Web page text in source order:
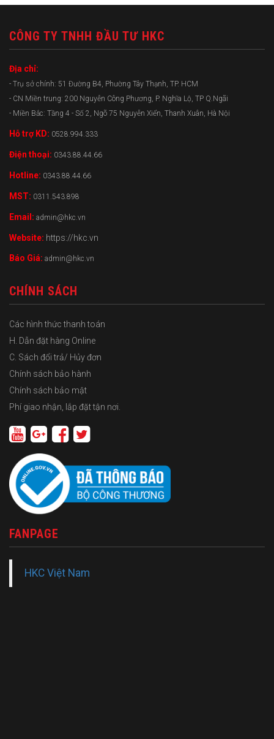
CÔNG TY TNHH ĐẦU TƯ HKC
Địa chỉ:
- Trụ sở chính: 51 Đường B4, Phường Tây Thạnh, TP. HCM
- CN Miền trung: 200 Nguyễn Công Phương, P. Nghĩa Lộ, TP Q.Ngãi
- Miền Bắc: Tầng 4 - Số 2, Ngõ 75 Nguyễn Xiển, Thanh Xuân, Hà Nội
Hỗ trợ KD: 0528.994.333
Điện thoại: 0343.88.44.66
Hotline: 0343.88.44.66
MST: 0311.543.898
Email: admin@hkc.vn
Website: https://hkc.vn
Báo Giá: admin@hkc.vn
CHÍNH SÁCH
Các hình thức thanh toán
H. Dẫn đặt hàng Online
C. Sách đổi trả/ Hủy đơn
Chính sách bảo hành
Chính sách bảo mật
Phí giao nhận, lắp đặt tận nơi.
FANPAGE
HKC Việt Nam